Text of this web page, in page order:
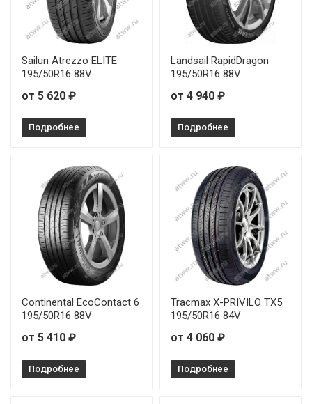
Firemax FM601 155/60R15 74T
Firemax FM601 155/70R13 75T
Firemax FM601 175/55R15 77T
Firemax FM601 175/65R14 82H
Firemax FM601 175/70R14 84H
Firemax FM601 185/55R14 80H
Firemax FM601 185/55R15 82V
Firemax FM601 185/60R15 88H
Firemax FM601 185/65R15 88H
Firemax FM601 195/60R15 88V
Sailun Atrezzo ELITE
195/50R16 88V
от 5 620 ₽
Подробнее
Landsail RapidDragon
195/50R16 88V
от 4 940 ₽
Подробнее
Continental EcoContact 6
195/50R16 88V
от 5 410 ₽
Подробнее
Tracmax X-PRIVILO TX5
195/50R16 84V
от 4 060 ₽
Подробнее